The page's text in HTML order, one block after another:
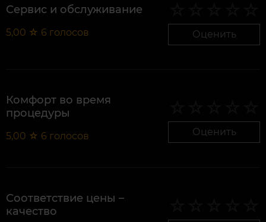
Сервис и обслуживание
5,00 ☆ 6 голосов Оценить
Комфорт во время
процедуры
5,00 ☆ 6 голосов Оценить
Соответствие цены –
качество